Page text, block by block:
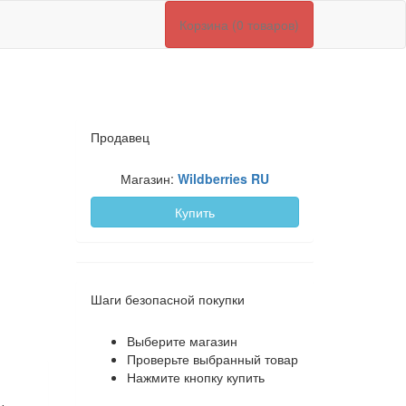
Корзина (0 товаров)
Продавец
Магазин: Wildberries RU
Купить
Шаги безопасной покупки
Выберите магазин
Проверьте выбранный товар
Нажмите кнопку купить